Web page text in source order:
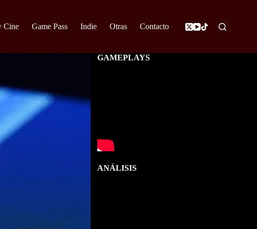
Cine Game Pass Indie Otras Contacto
GAMEPLAYS
ANÁLISIS